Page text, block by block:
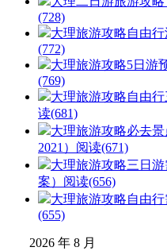
(728)
大理旅游攻略自由行
(772)
大理旅游攻略5日游
(769)
大理旅游攻略自由
读(681)
大理旅游攻略必去
2021） 阅读(671)
大理旅游攻略三日
案） 阅读(656)
大理旅游攻略自由行
(655)
2026 年 8 月